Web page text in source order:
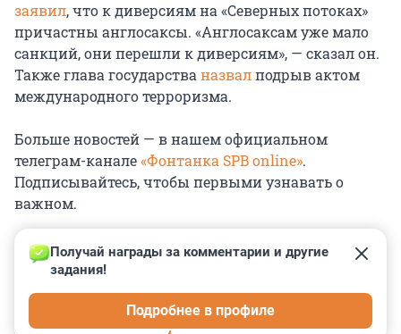
заявил, что к диверсиям на «Северных потоках»
причастны англосаксы. «Англосаксам уже мало
санкций, они перешли к диверсиям», — сказал он.
Также глава государства назвалподрыв актом
международного терроризма.
Больше новостей — в нашем официальном
телеграм-канале«Фонтанка SPB online».
Подписывайтесь, чтобы первыми узнавать о
важном.
10
Получай награды за комментарии и другие
задания!
Подробнее в профиле